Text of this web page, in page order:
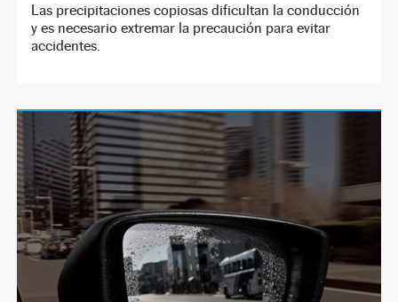
Las precipitaciones copiosas dificultan la conducción
y es necesario extremar la precaución para evitar
accidentes.